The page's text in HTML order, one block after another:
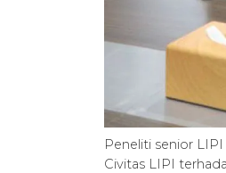
Peneliti senior
Civitas LIPI